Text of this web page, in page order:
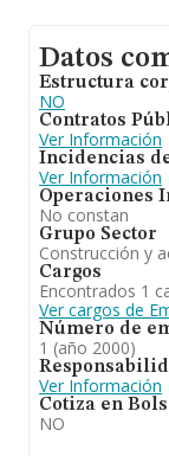
Datos
Estructura
NO
Contratos
Ver Información
Incidencias
Ver Información
Operaciones
No constan
Grupo Sector
Construcción y
Cargos
Encontrados 1
Ver cargos de
Número de
1 (año 2000)
Ver Información
Cotiza en
NO